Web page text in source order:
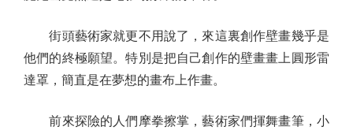
街頭藝術家就更不用說了，來這裏創作壁畫幾乎是
他們的終極願望。特別是把自己創作的壁畫畫上圓形雷
達罩，簡直是在夢想的畫布上作畫。
前來探險的人們摩拳擦掌，藝術家們揮舞畫筆，小